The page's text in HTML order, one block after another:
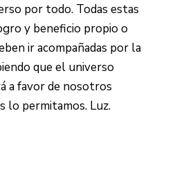
por todo. Todas estas
y beneficio propio o
ir acompañadas por la
que el universo
a favor de nosotros
lo permitamos. Luz.